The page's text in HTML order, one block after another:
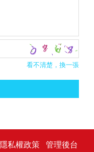
看不清楚，換一張
隱私權政策
管理後台